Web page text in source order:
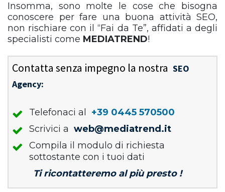
Insomma, sono molte le cose che bisogna
conoscere per fare una buona attività SEO,
non rischiare con il “Fai da Te”, affidati a degli
specialisti come MEDIATREND!
Contatta senza impegno la nostra SEO
Agency:
Telefonaci al
+39 0445 570500
Scrivici a web@mediatrend.it
Compila il modulo di richiesta
sottostante con i tuoi dati
Ti ricontatteremo al più presto !